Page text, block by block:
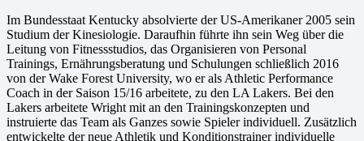
Im Bundesstaat Kentucky absolvierte der US-Amerikaner 2005 sein
Studium der Kinesiologie. Daraufhin führte ihn sein Weg über die
Leitung von Fitnessstudios, das Organisieren von Personal
Trainings, Ernährungsberatung und Schulungen schließlich 2016
von der Wake Forest University, wo er als Athletic Performance
Coach in der Saison 15/16 arbeitete, zu den LA Lakers. Bei den
Lakers arbeitete Wright mit an den Trainingskonzepten und
instruierte das Team als Ganzes sowie Spieler individuell. Zusätzlich
entwickelte der neue Athletik und Konditionstrainer individuelle